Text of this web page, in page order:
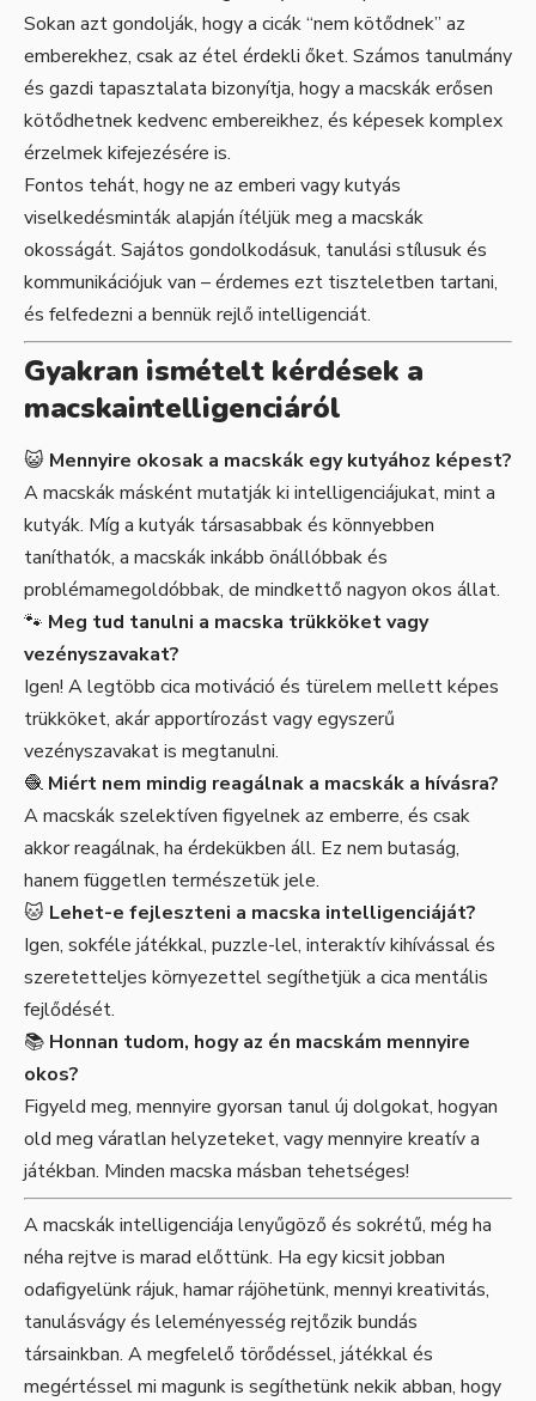
Sokan azt gondolják, hogy a cicák “nem kötődnek” az
emberekhez, csak az étel érdekli őket. Számos tanulmány
és gazdi tapasztalata bizonyítja, hogy a macskák erősen
kötődhetnek kedvenc embereikhez, és képesek komplex
érzelmek kifejezésére is.
Fontos tehát, hogy ne az emberi vagy kutyás
viselkedésminták alapján ítéljük meg a macskák
okosságát. Sajátos gondolkodásuk, tanulási stílusuk és
kommunikációjuk van – érdemes ezt tiszteletben tartani,
és felfedezni a bennük rejlő intelligenciát.
Gyakran ismételt kérdések a
macskaintelligenciáról
😺 Mennyire okosak a macskák egy kutyához képest?
A macskák másként mutatják ki intelligenciájukat, mint a
kutyák. Míg a kutyák társasabbak és könnyebben
taníthatók, a macskák inkább önállóbbak és
problémamegoldóbbak, de mindkettő nagyon okos állat.
🐾 Meg tud tanulni a macska trükköket vagy
vezényszavakat?
Igen! A legtöbb cica motiváció és türelem mellett képes
trükköket, akár apportírozást vagy egyszerű
vezényszavakat is megtanulni.
🧶 Miért nem mindig reagálnak a macskák a hívásra?
A macskák szelektíven figyelnek az emberre, és csak
akkor reagálnak, ha érdekükben áll. Ez nem butaság,
hanem független természetük jele.
🐱 Lehet-e fejleszteni a macska intelligenciáját?
Igen, sokféle játékkal, puzzle-lel, interaktív kihívással és
szeretetteljes környezettel segíthetjük a cica mentális
fejlődését.
📚 Honnan tudom, hogy az én macskám mennyire
okos?
Figyeld meg, mennyire gyorsan tanul új dolgokat, hogyan
old meg váratlan helyzeteket, vagy mennyire kreatív a
játékban. Minden macska másban tehetséges!
A macskák intelligenciája lenyűgöző és sokrétű, még ha
néha rejtve is marad előttünk. Ha egy kicsit jobban
odafigyelünk rájuk, hamar rájöhetünk, mennyi kreativitás,
tanulásvágy és leleményesség rejtőzik bundás
társainkban. A megfelelő törődéssel, játékkal és
megértéssel mi magunk is segíthetünk nekik abban, hogy